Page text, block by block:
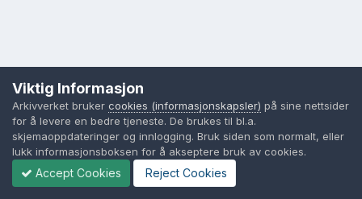
Viktig Informasjon
Arkivverket bruker cookies (informasjonskapsler) på sine nettsider
for å levere en bedre tjeneste. De brukes til bl.a.
skjemaoppdateringer og innlogging. Bruk siden som normalt, eller
lukk informasjonsboksen for å akseptere bruk av cookies.
Accept Cookies Reject Cookies